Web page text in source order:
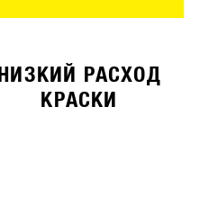
НИЗКИЙ РАСХОД
КРАСКИ